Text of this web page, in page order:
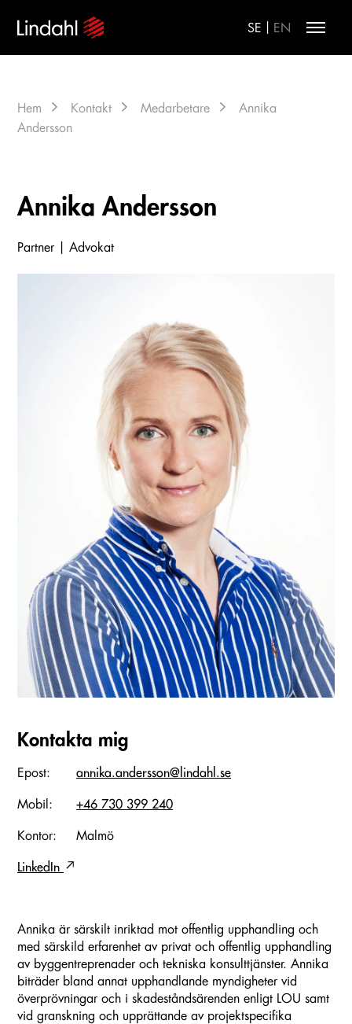
SE EN
Hem Kontakt Medarbetare
Annika
Andersson
Annika Andersson
Partner | Advokat
Kontakta mig
Epost: annika.andersson@lindahl.se
Mobil: +46 730 399 240
Kontor: Malmö
LinkedIn
Annika är särskilt inriktad mot offentlig upphandling och
med särskild erfarenhet av privat och offentlig upphandling
av byggentreprenader och tekniska konsulttjänster. Annika
biträder bland annat upphandlande myndigheter vid
överprövningar och i skadeståndsärenden enligt LOU samt
vid granskning och upprättande av projektspecifika